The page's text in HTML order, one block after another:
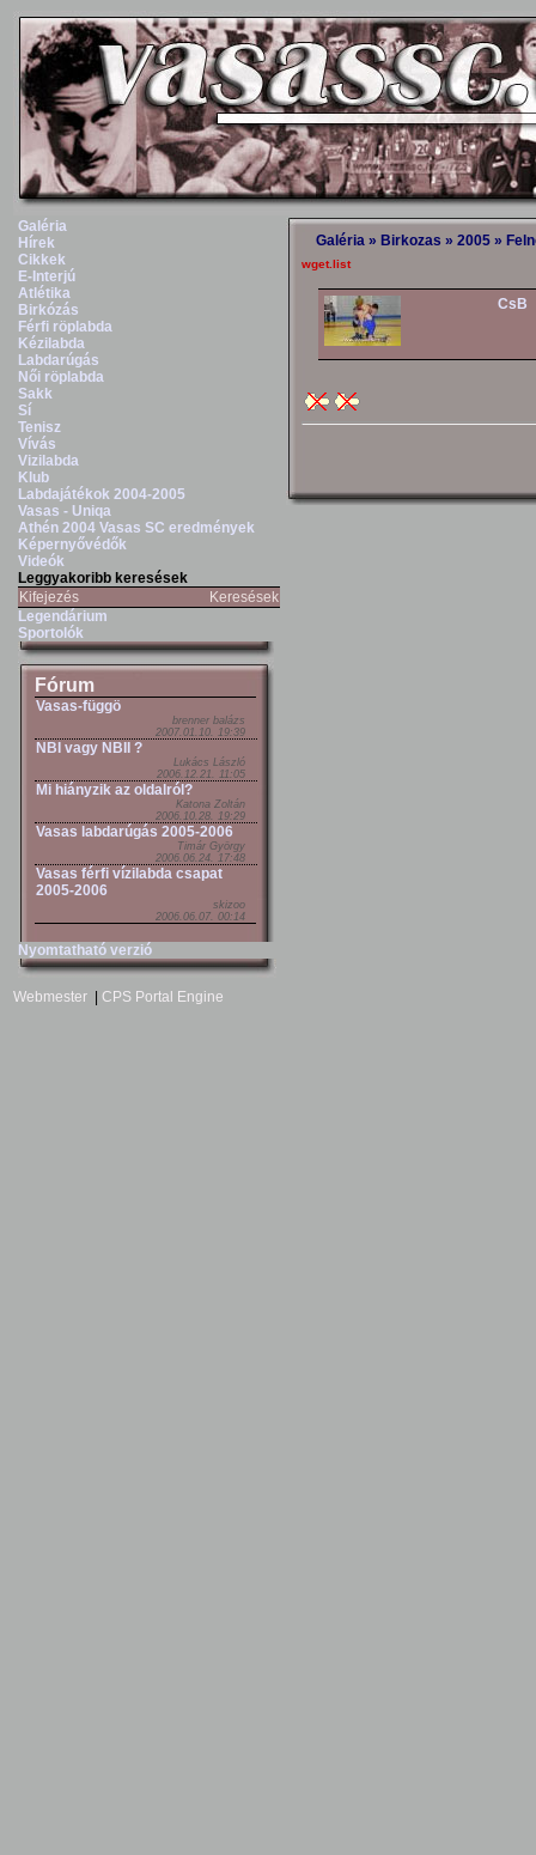
Galéria
Hírek
Cikkek
E-Interjú
Atlétika
Birkózás
Férfi röplabda
Kézilabda
Labdarúgás
Női röplabda
Sakk
Sí
Tenisz
Vívás
Vizilabda
Klub
Labdajátékok 2004-2005
Vasas - Uniqa
Athén 2004 Vasas SC eredmények
Képernyővédők
Videók
Leggyakoribb keresések
Kifejezés
Keresések
Legendárium
Sportolók
Fórum
Vasas-függö
brenner balázs
2007.01.10. 19:39
NBI vagy NBII ?
Lukács László
2006.12.21. 11:05
Mi hiányzik az oldalról?
Katona Zoltán
2006.10.28. 19:29
Vasas labdarúgás 2005-2006
Timár György
2006.06.24. 17:48
Vasas férfi vízilabda csapat
2005-2006
skizoo
2006.06.07. 00:14
Nyomtatható verzió
Galéria » Birkozas » 2005 »
wget.list
CsB
Webmester CPS Portal Engine